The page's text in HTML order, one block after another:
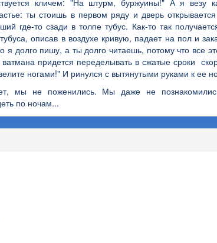
кличем: "На штурм, буржуины!" А я везу
ты стоишь в первом ряду и дверь
где-то сзади в толпе тубус. Как-то так
описав в воздухе кривую, падает на пол и
я долго пишу, а ты долго читаешь, потому что все
придется переделывать в сжатые сроки
ногами!" И ринулся с вытянутыми руками к ее
мы не поженились. Мы даже не
по ночам...